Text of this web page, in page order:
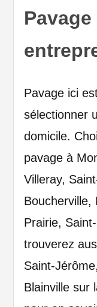
Pavage
Pavage ici
sélectionner
domicile.
pavage à
Villeray,
Boucherville,
Prairie,
trouverez
Saint-
Blainville sur